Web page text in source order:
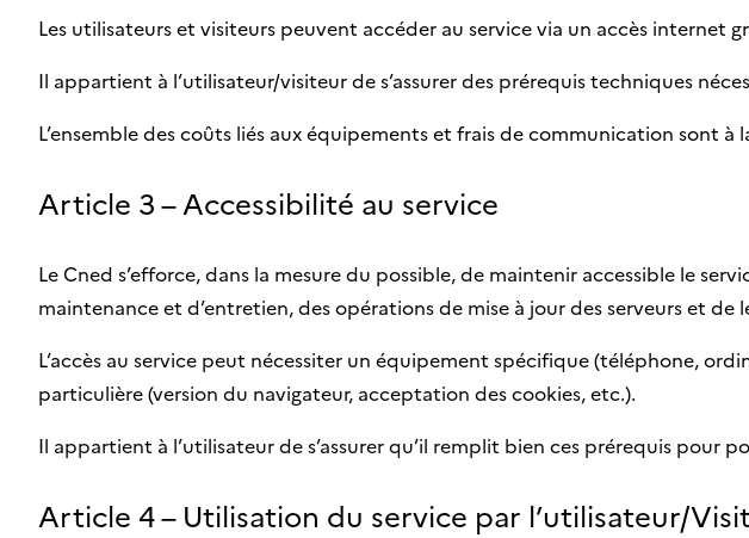
Les utilisateurs et visiteurs peuvent accéder au service via un accès internet
Il appartient à l’utilisateur/visiteur de s’assurer des prérequis techniques
L’ensemble des coûts liés aux équipements et frais de communication sont à
Article 3 – Accessibilité au service
Le Cned s’efforce, dans la mesure du possible, de maintenir accessible le
maintenance et d’entretien, des opérations de mise à jour des serveurs et
L’accès au service peut nécessiter un équipement spécifique (téléphone,
particulière (version du navigateur, acceptation des cookies, etc.).
Il appartient à l’utilisateur de s’assurer qu’il remplit bien ces prérequis pour
Article 4 – Utilisation du service par l’utilisateur/